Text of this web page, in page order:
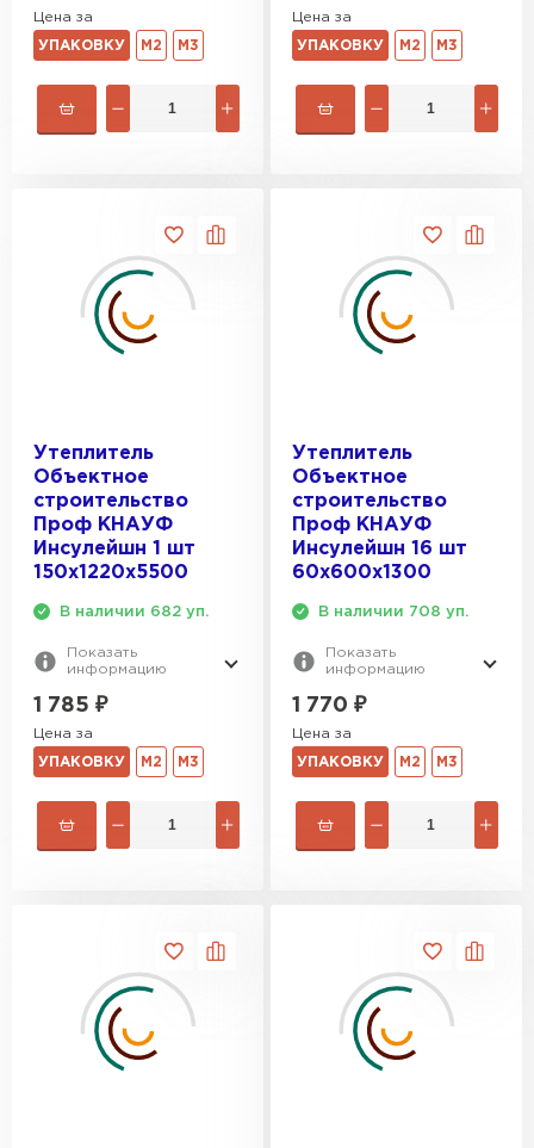
Цена за
УПАКОВКУ М2 М3
Цена за
УПАКОВКУ М2 М3
Утеплитель
Объектное
строительство
Проф КНАУФ
Инсулейшн 1 шт
150х1220х5500
В наличии 682 уп.
Показать
информацию
1 785 ₽
Цена за
УПАКОВКУ М2 М3
Утеплитель
Объектное
строительство
Проф КНАУФ
Инсулейшн 16 шт
60х600х1300
В наличии 708 уп.
Показать
информацию
1 770 ₽
Цена за
УПАКОВКУ М2 М3